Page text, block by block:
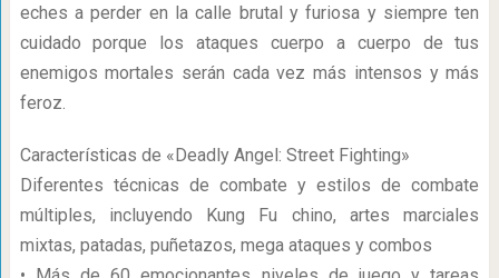
eches a perder en la calle brutal y furiosa y siempre ten
cuidado porque los ataques cuerpo a cuerpo de tus
enemigos mortales serán cada vez más intensos y más
feroz.
Características de «Deadly Angel: Street Fighting»
Diferentes técnicas de combate y estilos de combate
múltiples, incluyendo Kung Fu chino, artes marciales
mixtas, patadas, puñetazos, mega ataques y combos